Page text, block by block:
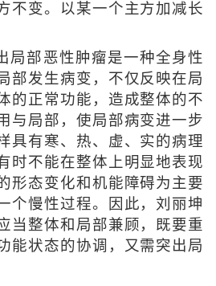
不变。以某一个主方加减长
局部恶性肿瘤是一种全身性
部发生病变，不仅反映在局
的正常功能，造成整体的不
与局部，使局部病变进一步
具有寒、热、虚、实的病理
时不能在整体上明显地表现
形态变化和机能障碍为主要
个慢性过程。因此，刘丽坤
当整体和局部兼顾，既要重
能状态的协调，又需突出局